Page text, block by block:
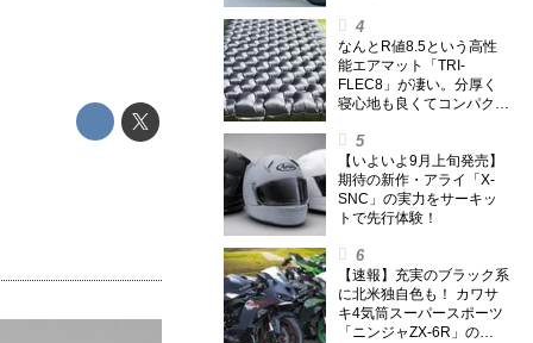
なんとR値8.5という高性
能エアマット「TRI-
FLEC8」が凄い。分厚く
寝心地も良くてコンパクト
トを試してみた〈若林浩志
のスーパー・カブカブ・ダ
イアリーズ Vol.385〉
【いよいよ9月上旬発売】
期待の新作・アライ「X-
SNC」の実力をサーキッ
トで先行体験！
【速報】充実のブラック系
に北米独自色も！ カワサ
キ4気筒スーパースポーツ
「ニンジャZX-6R」の